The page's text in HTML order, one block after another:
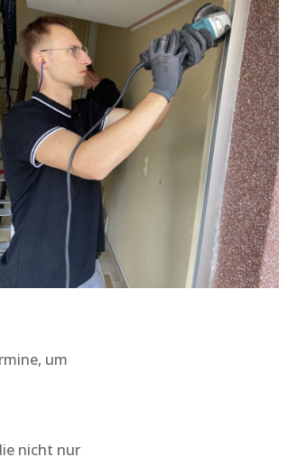
um
nicht nur